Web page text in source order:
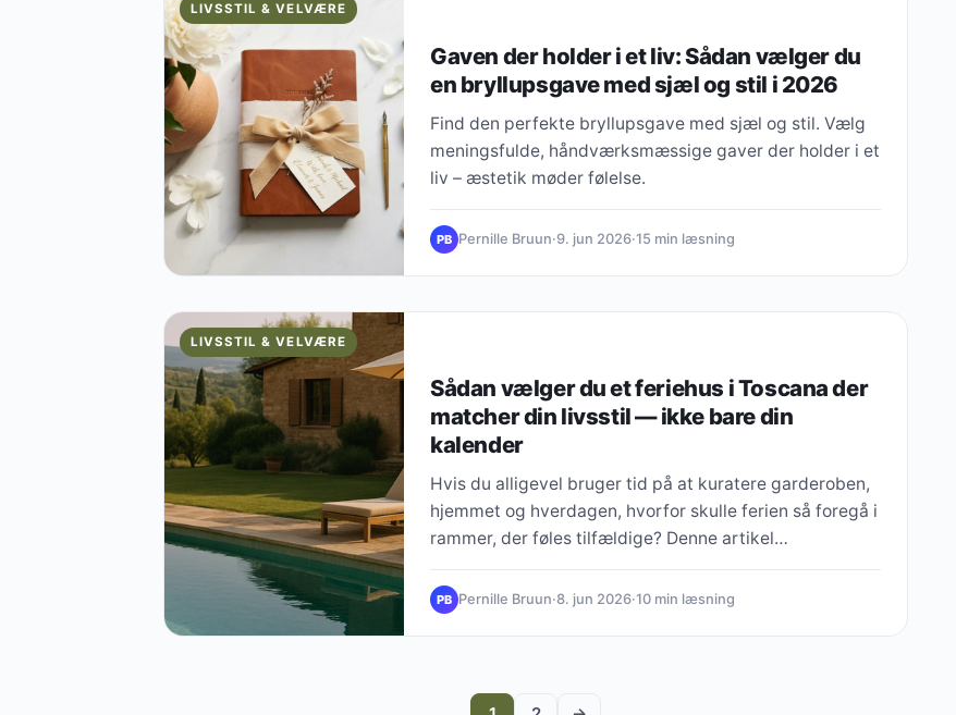
LIVSSTIL & VELVÆRE
Gaven der holder i et liv: Sådan vælger du
en bryllupsgave med sjæl og stil i 2026
Find den perfekte bryllupsgave med sjæl og stil. Vælg
meningsfulde, håndværksmæssige gaver der holder i et
liv – æstetik møder følelse.
PB Pernille Bruun·9. jun 2026·15 min læsning
LIVSSTIL & VELVÆRE
Sådan vælger du et feriehus i Toscana der
matcher din livsstil — ikke bare din
kalender
Hvis du alligevel bruger tid på at kuratere garderoben,
hjemmet og hverdagen, hvorfor skulle ferien så foregå i
rammer, der føles tilfældige? Denne artikel…
PB Pernille Bruun·8. jun 2026·10 min læsning